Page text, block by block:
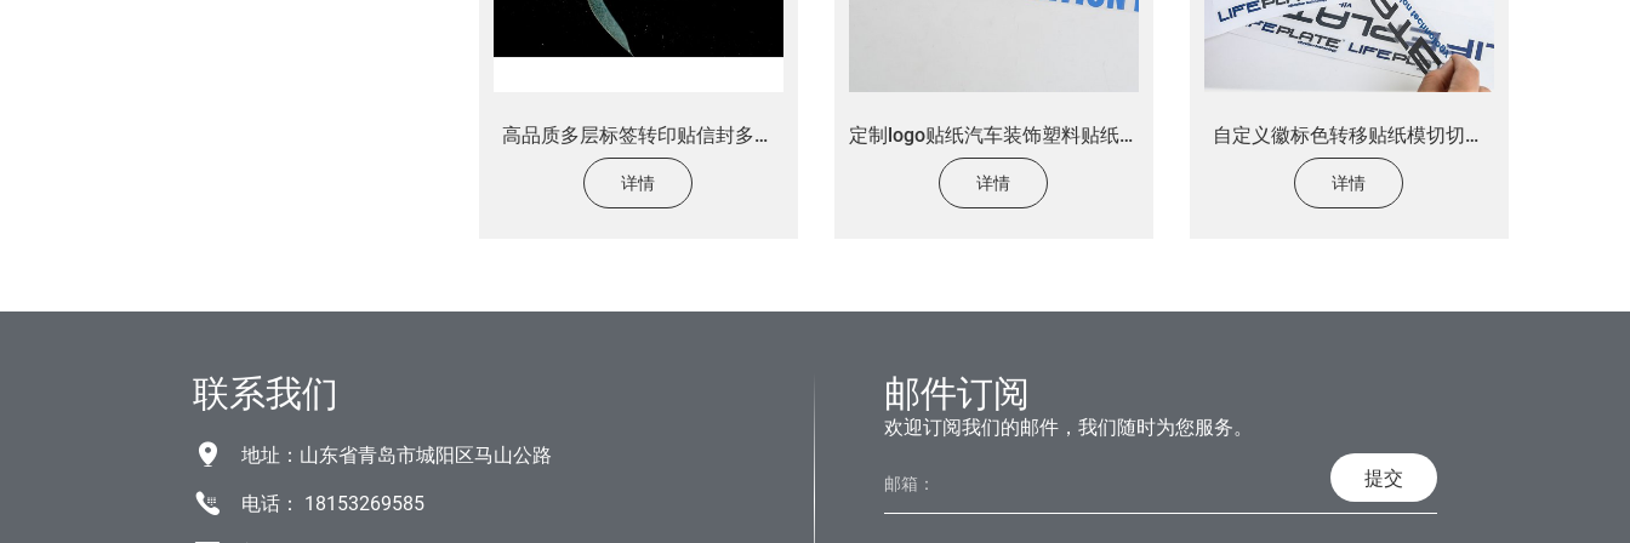
高品质多层标签转印贴信封多层
标签贴
详情
定制logo贴纸汽车装饰塑料贴纸转
印车贴花贴纸
详情
自定义徽标色转移贴纸模切切成
车身车身贴纸
详情
联系我们
地址：山东省青岛市城阳区马山公路
电话： 18153269585
邮件订阅
欢迎订阅我们的邮件，我们随时为您服务。
提交